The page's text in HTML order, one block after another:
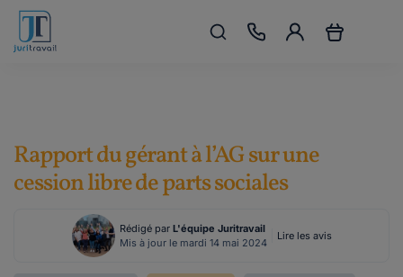
Rapport du gérant à l’AG sur une
cession libre de parts sociales
Rédigé par L'équipe Juritravail
Mis à jour le mardi 14 mai 2024
Lire les avis